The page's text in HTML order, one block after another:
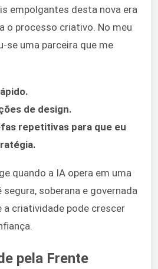
empolgantes desta nova era
o processo criativo. No meu
se uma parceira que me
de design.
repetitivas para que eu
quando a IA opera em uma
soberana e governada
a criatividade pode crescer
pela Frente